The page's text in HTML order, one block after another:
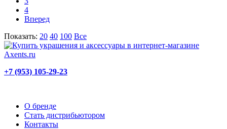
4
Вперед
Показать: 20 40 100 Все
+7 (953) 105-29-23
О бренде
Стать дистрибьютором
Контакты